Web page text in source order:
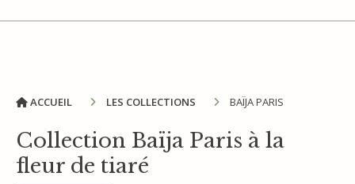
ACCUEIL LES COLLECTIONS BAÏJA PARIS
Collection Baïja Paris à la
fleur de tiaré